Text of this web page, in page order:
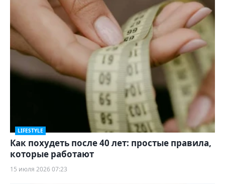
LIFESTYLE
Как похудеть после 40 лет: простые правила,
которые работают
15 июля 2026 07:23